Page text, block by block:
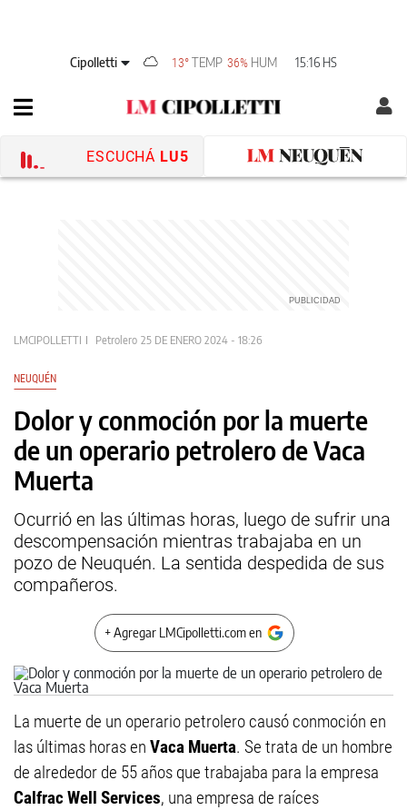
Cipolletti 13°TEMP 36% HUM 15:16 HS
ESCUCHÁ LU5
LMCIPOLLETTI Petrolero 25 DE ENERO 2024 - 18:26
NEUQUÉN
Dolor y conmoción por la muerte
de un operario petrolero de Vaca
Muerta
Ocurrió en las últimas horas, luego de sufrir una
descompensación mientras trabajaba en un
pozo de Neuquén. La sentida despedida de sus
compañeros.
+ Agregar LMCipolletti.com en
La muerte de un operario petrolero causó conmoción en
las últimas horas en Vaca Muerta. Se trata de un hombre
de alrededor de 55 años que trabajaba para la empresa
Calfrac Well Services, una empresa de raíces